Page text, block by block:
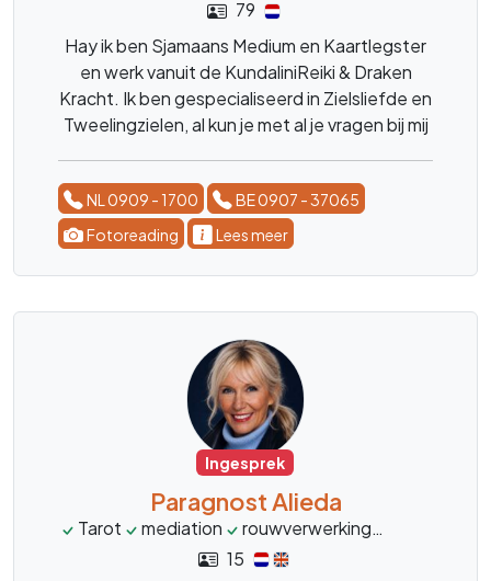
79
Hay ik ben Sjamaans Medium en Kaartlegster
en werk vanuit de KundaliniReiki & Draken
Kracht. Ik ben gespecialiseerd in Zielsliefde en
Tweelingzielen, al kun je met al je vragen bij mij
blije en moeilijke momenten. ik ben er voor
advies, en luisterend oor. liefs Margret
NL 0909 - 1700
BE 0907 - 37065
Fotoreading
Lees meer
Ingesprek
Paragnost Alieda
Tarot mediation rouwverwerking
15